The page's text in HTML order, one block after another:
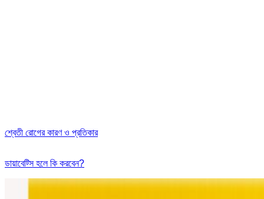
শ্বেতী রোগের কারণ ও প্রতিকার
ডায়াবেট্সি হলে কি করবেন?